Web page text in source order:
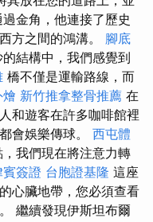
金角，他連接了歷史
方之間的鴻溝。 腳底
結構中，我們感覺到
橋不僅是運輸路線，而
新竹推拿整骨推薦 在
和遊客在許多咖啡館裡
會娛樂傳球。 西屯體
我們現在將注意力轉
簽證 台胞證基隆 這座
心臟地帶，您必須查看
繼續發現伊斯坦布爾